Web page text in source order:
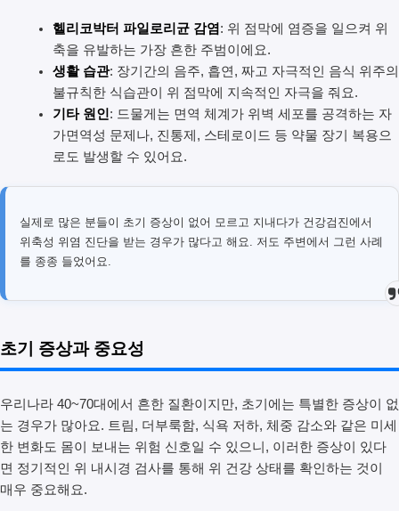
헬리코박터 파일로리균 감염: 위 점막에 염증을 일으켜 위
축을 유발하는 가장 흔한 주범이에요.
생활 습관: 장기간의 음주, 흡연, 짜고 자극적인 음식 위주의
불규칙한 식습관이 위 점막에 지속적인 자극을 줘요.
기타 원인: 드물게는 면역 체계가 위벽 세포를 공격하는 자
가면역성 문제나, 진통제, 스테로이드 등 약물 장기 복용으
로도 발생할 수 있어요.
실제로 많은 분들이 초기 증상이 없어 모르고 지내다가 건강검진에서
위축성 위염 진단을 받는 경우가 많다고 해요. 저도 주변에서 그런 사례
를 종종 들었어요.
초기 증상과 중요성
우리나라 40~70대에서 흔한 질환이지만, 초기에는 특별한 증상이 없
는 경우가 많아요. 트림, 더부룩함, 식욕 저하, 체중 감소와 같은 미세
한 변화도 몸이 보내는 위험 신호일 수 있으니, 이러한 증상이 있다
면 정기적인 위 내시경 검사를 통해 위 건강 상태를 확인하는 것이
매우 중요해요.